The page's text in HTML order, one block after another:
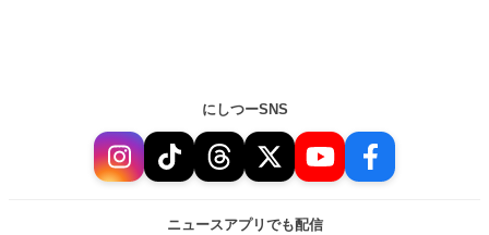
にしつーSNS
ニュースアプリでも配信